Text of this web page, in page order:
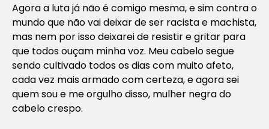
Agora a luta já não é comigo mesma, e sim contra o
mundo que não vai deixar de ser racista e machista,
mas nem por isso deixarei de resistir e gritar para
que todos ouçam minha voz. Meu cabelo segue
sendo cultivado todos os dias com muito afeto,
cada vez mais armado com certeza, e agora sei
quem sou e me orgulho disso, mulher negra do
cabelo crespo.